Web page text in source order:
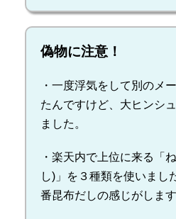
偽物に注意！
・一度浮気をして別のメ
たんですけど、大ヒンシ
ました。
・楽天内で上位に来る「
し)」を３種類を使いまし
番昆布だしの感じがします